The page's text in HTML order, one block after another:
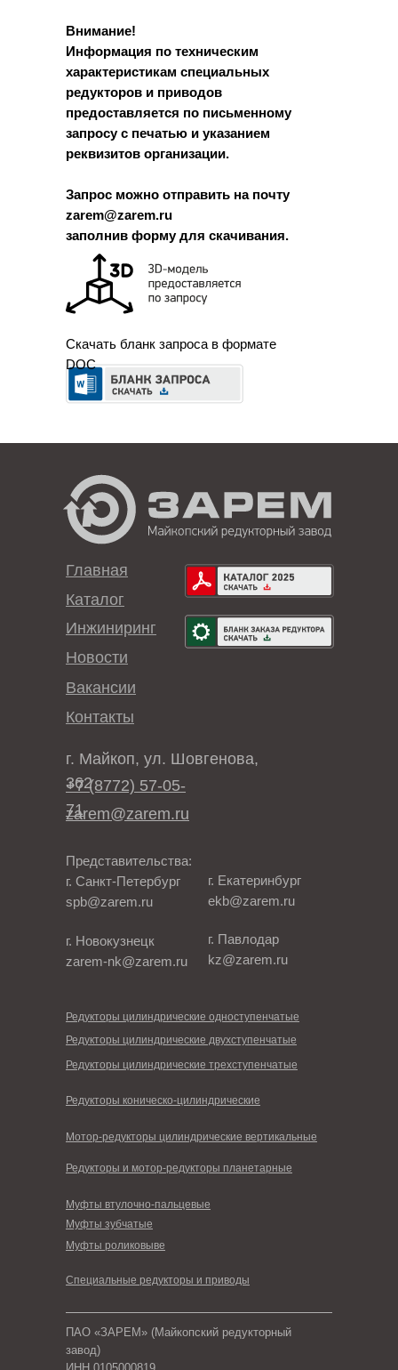
Скачать бланк запроса в формате
DOC
Внимание!
Информация по техническим
характеристикам специальных
редукторов и приводов
предоставляется по письменному
запросу с печатью и указанием
реквизитов организации.
Запрос можно отправить на почту
zarem@zarem.ru
заполнив форму для скачивания.
+7 (8772) 57-05-
71
Каталог
Инжиниринг
Контакты
Главная
Новости
Вакансии
zarem@zarem.ru
Редукторы цилиндрические одноступенчатые
Редукторы цилиндрические двухступенчатые
Редукторы цилиндрические трехступенчатые
Редукторы коническо-цилиндрические
Мотор-редукторы цилиндрические вертикальные
Редукторы и мотор-редукторы планетарные
Специальные редукторы и приводы
Муфты зубчатые
Муфты втулочно-пальцевые
Муфты роликовыве
г. Майкоп, ул. Шовгенова,
362
ПАО «ЗАРЕМ» (Майкопский редукторный
завод)
Представительства:
г. Санкт-Петербург
spb@zarem.ru
г. Екатеринбург
ekb@zarem.ru
г. Новокузнецк
zarem-nk@zarem.ru
г. Павлодар
kz@zarem.ru